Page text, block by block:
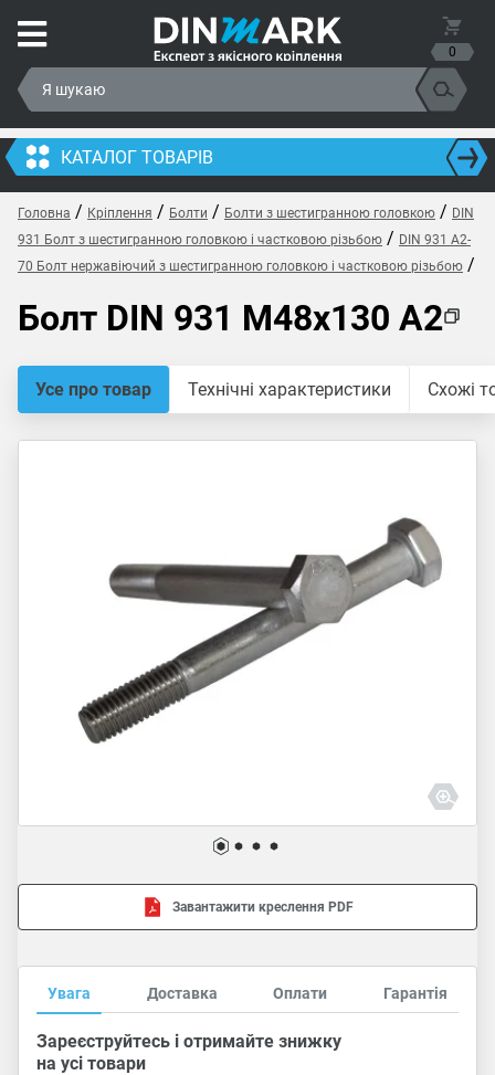
0
КАТАЛОГ ТОВАРІВ
Головна / Кріплення / Болти / Болти з шестигранною головкою / DIN
931 Болт з шестигранною головкою і частковою різьбою / DIN 931 A2-
70 Болт нержавіючий з шестигранною головкою і частковою різьбою /
Болт DIN 931 M48x130 A2
Усе про товар Технічні характеристики Схожі
Завантажити креслення PDF
Увага Доставка Оплати Гарантія
Зареєструйтесь і отримайте знижку
на усі товари